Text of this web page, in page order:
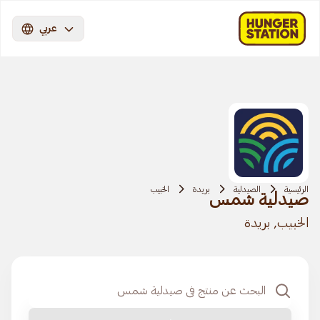
عربي
الرئيسية الصيدلية بريدة الخبيب
صيدلية شمس
الخبيب, بريدة